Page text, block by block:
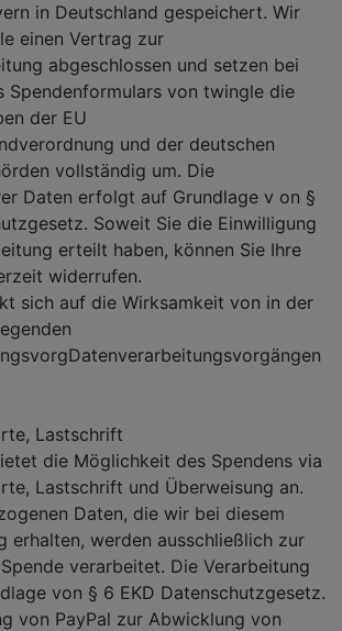
in Deutschland gespeichert. Wir
einen Vertrag zur
abgeschlossen und setzen bei
Spendenformulars von twingle die
der EU
und der deutschen
vollständig um. Die
Daten erfolgt auf Grundlage v on §
Soweit Sie die Einwilligung
erteilt haben, können Sie Ihre
widerrufen.
sich auf die Wirksamkeit von in der
Lastschrift
die Möglichkeit des Spendens via
Lastschrift und Überweisung an.
Daten, die wir bei diesem
erhalten, werden ausschließlich zur
verarbeitet. Die Verarbeitung
von § 6 EKD Datenschutzgesetz.
von PayPal zur Abwicklung von